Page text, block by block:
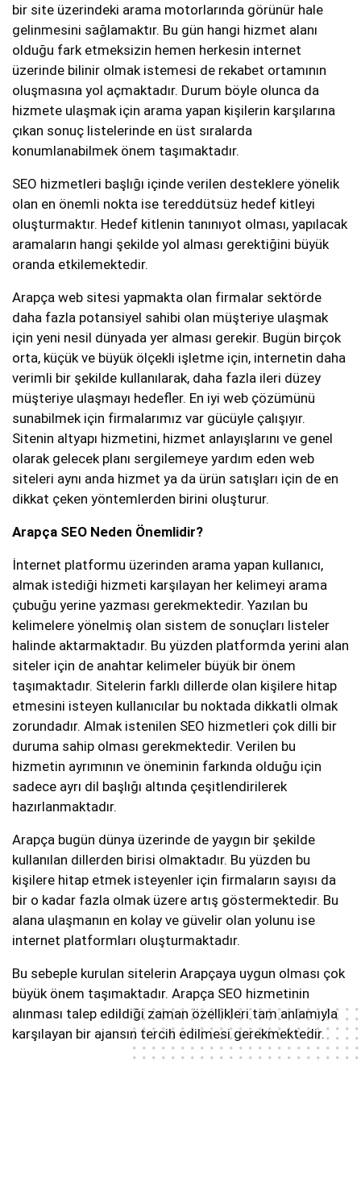
bir site üzerindeki arama motorlarında görünür hale
gelinmesini sağlamaktır. Bu gün hangi hizmet alanı
olduğu fark etmeksizin hemen herkesin internet
üzerinde bilinir olmak istemesi de rekabet ortamının
oluşmasına yol açmaktadır. Durum böyle olunca da
hizmete ulaşmak için arama yapan kişilerin karşılarına
çıkan sonuç listelerinde en üst sıralarda
konumlanabilmek önem taşımaktadır.
SEO hizmetleri başlığı içinde verilen desteklere yönelik
olan en önemli nokta ise tereddütsüz hedef kitleyi
oluşturmaktır. Hedef kitlenin tanınıyot olması, yapılacak
aramaların hangi şekilde yol alması gerektiğini büyük
oranda etkilemektedir.
Arapça web sitesi yapmakta olan firmalar sektörde
daha fazla potansiyel sahibi olan müşteriye ulaşmak
için yeni nesil dünyada yer alması gerekir. Bugün birçok
orta, küçük ve büyük ölçekli işletme için, internetin daha
verimli bir şekilde kullanılarak, daha fazla ileri düzey
müşteriye ulaşmayı hedefler. En iyi web çözümünü
sunabilmek için firmalarımız var gücüyle çalışıyır.
Sitenin altyapı hizmetini, hizmet anlayışlarını ve genel
olarak gelecek planı sergilemeye yardım eden web
siteleri aynı anda hizmet ya da ürün satışları için de en
dikkat çeken yöntemlerden birini oluşturur.
Arapça SEO Neden Önemlidir?
İnternet platformu üzerinden arama yapan kullanıcı,
almak istediği hizmeti karşılayan her kelimeyi arama
çubuğu yerine yazması gerekmektedir. Yazılan bu
kelimelere yönelmiş olan sistem de sonuçları listeler
halinde aktarmaktadır. Bu yüzden platformda yerini alan
siteler için de anahtar kelimeler büyük bir önem
taşımaktadır. Sitelerin farklı dillerde olan kişilere hitap
etmesini isteyen kullanıcılar bu noktada dikkatli olmak
zorundadır. Almak istenilen SEO hizmetleri çok dilli bir
duruma sahip olması gerekmektedir. Verilen bu
hizmetin ayrımının ve öneminin farkında olduğu için
sadece ayrı dil başlığı altında çeşitlendirilerek
hazırlanmaktadır.
Arapça bugün dünya üzerinde de yaygın bir şekilde
kullanılan dillerden birisi olmaktadır. Bu yüzden bu
kişilere hitap etmek isteyenler için firmaların sayısı da
bir o kadar fazla olmak üzere artış göstermektedir. Bu
alana ulaşmanın en kolay ve güvelir olan yolunu ise
internet platformları oluşturmaktadır.
Bu sebeple kurulan sitelerin Arapçaya uygun olması çok
büyük önem taşımaktadır. Arapça SEO hizmetinin
alınması talep edildiği zaman özellikleri tam anlamıyla
karşılayan bir ajansın tercih edilmesi gerekmektedir.